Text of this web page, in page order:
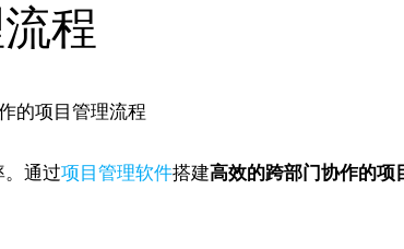
程
。通过项目管理软件搭建高效的跨部门协作的项